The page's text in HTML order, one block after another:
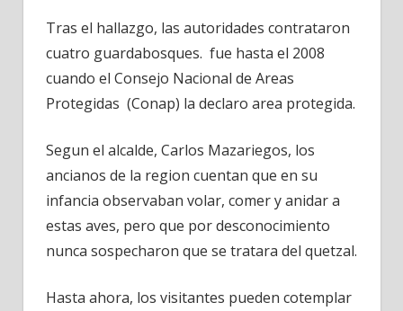
Tras el hallazgo, las autoridades contrataron
cuatro guardabosques. fue hasta el 2008
cuando el Consejo Nacional de Areas
Protegidas (Conap) la declaro area protegida.
Segun el alcalde, Carlos Mazariegos, los
ancianos de la region cuentan que en su
infancia observaban volar, comer y anidar a
estas aves, pero que por desconocimiento
nunca sospecharon que se tratara del quetzal.
Hasta ahora, los visitantes pueden cotemplar